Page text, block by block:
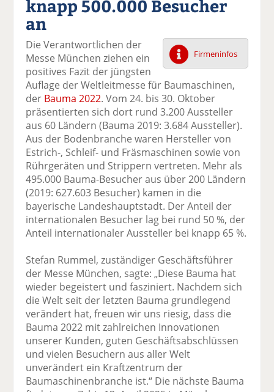
k
uf
F
ac
e
b
o
o
k
te
il
e
n
k
wi
tt
er
n
k
uf
Li
n
k
e
di
n
te
il
e
n
k
er
E
m
ai
v
er
se
n
d
e
ck
e
knapp 500.000 Besucher
an
Firmeninfos
Die Verantwortlichen der
Messe München ziehen ein
positives Fazit der jüngsten
Auflage der Weltleitmesse für Baumaschinen,
der Bauma 2022. Vom 24. bis 30. Oktober
präsentierten sich dort rund 3.200 Aussteller
aus 60 Ländern (Bauma 2019: 3.684 Aussteller).
Aus der Bodenbranche waren Hersteller von
Estrich-, Schleif- und Fräsmaschinen sowie von
Rührgeräten und Strippern vertreten. Mehr als
495.000 Bauma-Besucher aus über 200 Ländern
(2019: 627.603 Besucher) kamen in die
bayerische Landeshauptstadt. Der Anteil der
internationalen Besucher lag bei rund 50 %, der
Anteil internationaler Aussteller bei knapp 65 %.
Stefan Rummel, zuständiger Geschäftsführer
der Messe München, sagte: „Diese Bauma hat
wieder begeistert und fasziniert. Nachdem sich
die Welt seit der letzten Bauma grundlegend
verändert hat, freuen wir uns riesig, dass die
Bauma 2022 mit zahlreichen Innovationen
unserer Kunden, guten Geschäftsabschlüssen
und vielen Besuchern aus aller Welt
unverändert ein Kraftzentrum der
Baumaschinenbranche ist.“ Die nächste Bauma